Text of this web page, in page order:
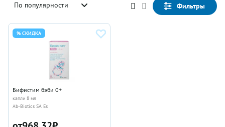
По популярности Фильтры
% СКИДКА
Бифистим бэби 0+
капли 8 мл
Ab-Biotics SA Es